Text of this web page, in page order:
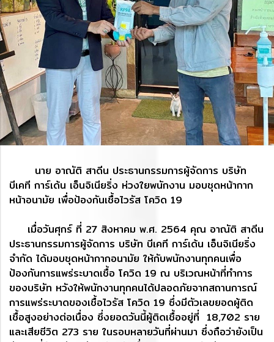
นาย อาณัติ สาดีน ประธานกรรมการผู้จัดการ บริษัท
บีเคที การ์เด้น เอ็นจิเนียริ่ง ห่วงใยพนักงาน มอบชุดหน้ากาก
หน้าอนามัย เพื่อป้องกันเชื้อไวรัส โควิด 19
เมื่อวันศุกร์ ที่ 27 สิงหาคม พ.ศ. 2564 คุณ อาณัติ สาดีน
ประธานกรรมการผู้จัดการ บริษัท บีเคที การ์เด้น เอ็นจิเนียริ่ง
จำกัด ได้มอบชุดหน้ากากอนามัย ให้กับพนักงานทุกคนเพื่อ
ป้องกันการแพร่ระบาดเชื้อ โควิด 19 ณ บริเวณหน้าที่ทำการ
ของบริษัท หวังให้พนักงานทุกคนได้ปลอดภัยจากสถานการณ์
การแพร่ระบาดของเชื้อไวรัส โควิด 19 ซึ่งมีตัวเลขยอดผู้ติด
เชื้อสูงอย่างต่อเนื่อง ซึ่งยอดวันนี้ผู้ติดเชื้ออยู่ที่ 18,702 ราย
และเสียชีวิต 273 ราย ในรอบหลายวันที่ผ่านมา ซึ่งถือว่ายังเป็น